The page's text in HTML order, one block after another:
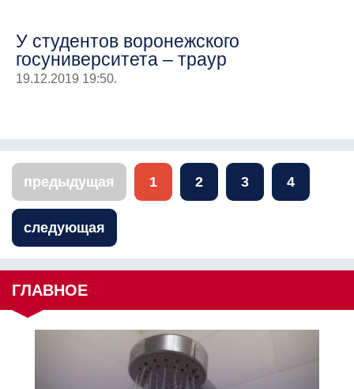
У студентов воронежского
госуниверситета – траур
19.12.2019 19:50.
предыдущая 1 2 3 4
следующая
ГЛАВНОЕ